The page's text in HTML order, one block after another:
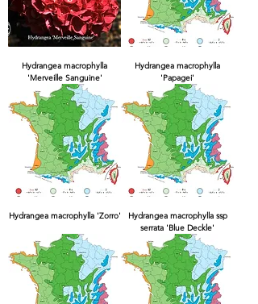
Hydrangea macrophylla
'Merveille Sanguine'
Hydrangea macrophylla
'Papagei'
Hydrangea macrophylla 'Zorro'
Hydrangea macrophylla ssp
serrata 'Blue Deckle'